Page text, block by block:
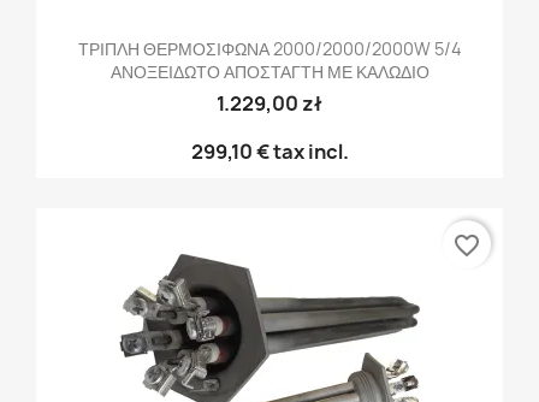
ΤΡΙΠΛΗ ΘΕΡΜΟΣΙΦΩΝΑ 2000/2000/2000W 5/4
ΑΝΟΞΕΙΔΩΤΟ ΑΠΟΣΤΑΓΤΗ ΜΕ ΚΑΛΩΔΙΟ
1.229,00 zł
299,10 €tax incl.
favorite_border